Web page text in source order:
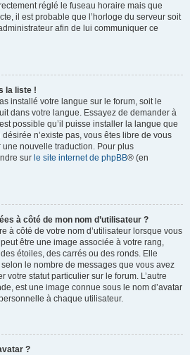
réglé le fuseau horaire mais que
il est probable que l’horloge du serveur soit
afin de lui communiquer ce
la liste !
installé votre langue sur le forum, soit le
dans votre langue. Essayez de demander à
possible qu’il puisse installer la langue que
n’existe pas, vous êtes libre de vous
nouvelle traduction. Pour plus
sur le site internet de phpBB® (en
à côté de mon nom d’utilisateur ?
à côté de votre nom d’utilisateur lorsque vous
être une image associée à votre rang,
étoiles, des carrés ou des ronds. Elle
le nombre de messages que vous avez
votre statut particulier sur le forum. L’autre
est une image connue sous le nom d’avatar
à chaque utilisateur.
?